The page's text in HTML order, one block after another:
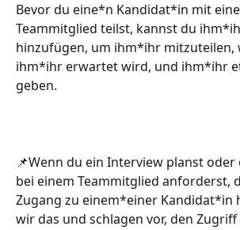
Bevor du eine*n Kandidat*in mit
Teammitglied teilst, kannst du
hinzufügen, um ihm*ihr mitzuteilen,
ihm*ihr erwartet wird, und ihm*ihr
geben.
📌Wenn du ein Interview planst
bei einem Teammitglied anforderst,
Zugang zu einem*einer Kandidat*in
wir das und schlagen vor, den Zugriff